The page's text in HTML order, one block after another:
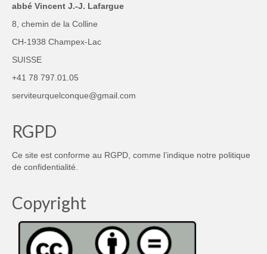
abbé Vincent J.-J. Lafargue
8, chemin de la Colline
CH-1938 Champex-Lac
SUISSE
+41 78 797.01.05
serviteurquelconque@gmail.com
RGPD
Ce site est conforme au RGPD, comme l’indique notre politique
de confidentialité
Copyright